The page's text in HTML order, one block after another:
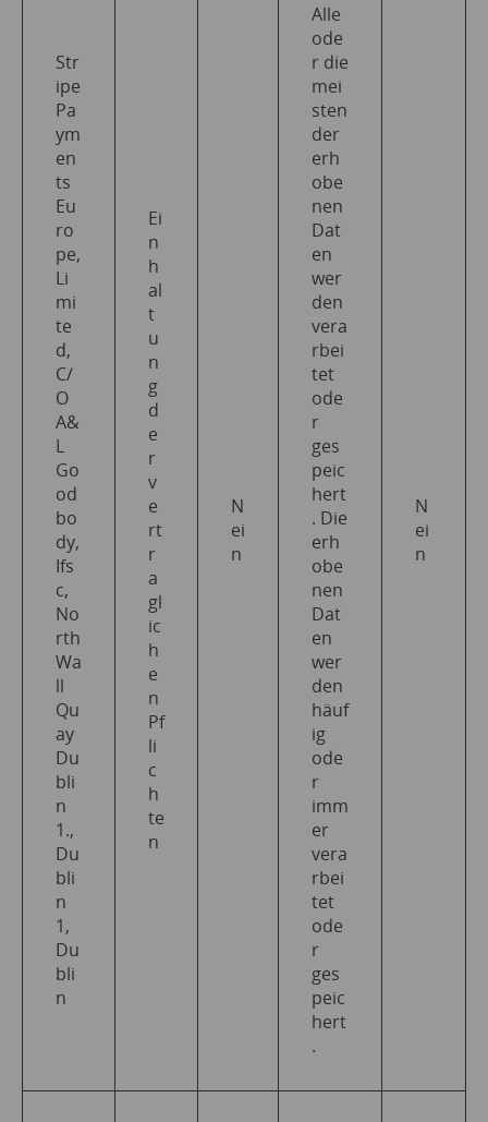
Str
ipe
Pa
ym
en
ts
Eu
ro
pe,
Li
mi
te
d,
C/
O
A&
L
Go
od
bo
dy,
Ifs
c,
No
rth
Wa
ll
Qu
ay
Du
bli
n
1.,
Du
bli
n
1,
Du
bli
n
Ei
n
h
al
t
u
n
g
d
e
r
v
e
rt
r
a
gl
ic
h
e
n
Pf
li
c
h
te
n
N
ei
n
Alle
ode
r die
mei
sten
der
erh
obe
nen
Dat
en
wer
den
vera
rbei
tet
ode
r
ges
peic
hert
. Die
erh
obe
nen
Dat
en
wer
den
häuf
ig
ode
r
imm
er
vera
rbei
tet
ode
r
ges
peic
hert
.
N
ei
n